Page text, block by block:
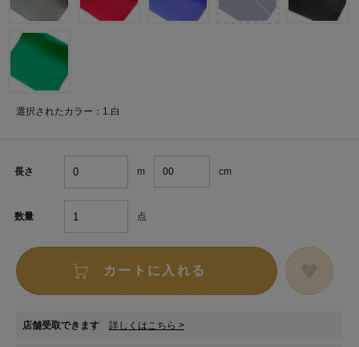
選択されたカラー：1.白
長さ m cm
数量 点
カートに入れる
店舗受取できます 詳しくはこちら >